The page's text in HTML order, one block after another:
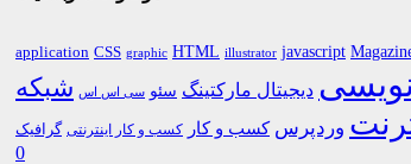
application CSS graphic HTML illustrator javascript
نویسی دیجیتال مارکتینگ سئو سی اس اس شبکه
وردپرس کسب و کار کسب و کار اینترنتی گرافیک
0